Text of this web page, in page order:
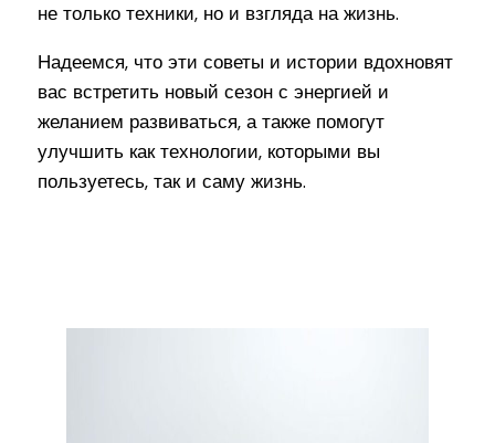
не только техники, но и взгляда на жизнь.
Надеемся, что эти советы и истории вдохновят
вас встретить новый сезон с энергией и
желанием развиваться, а также помогут
улучшить как технологии, которыми вы
пользуетесь, так и саму жизнь.